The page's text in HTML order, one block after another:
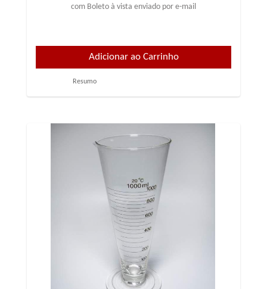
com Boleto à vista enviado por e-mail
Resumo